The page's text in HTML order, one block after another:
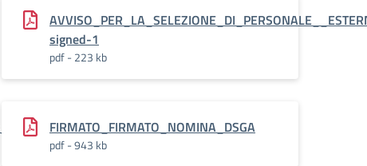
signed-1
pdf - 223 kb
FIRMATO_FIRMATO_NOMINA_DSGA
pdf - 943 kb